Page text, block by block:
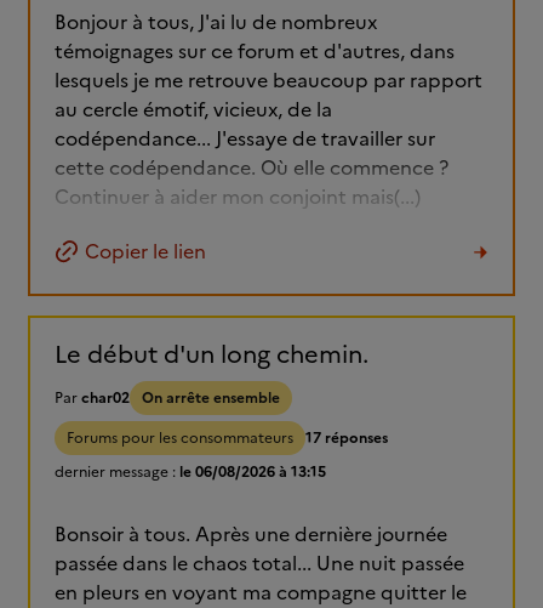
Bonjour à tous, J'ai lu de nombreux
témoignages sur ce forum et d'autres, dans
lesquels je me retrouve beaucoup par rapport
au cercle émotif, vicieux, de la
codépendance... J'essaye de travailler sur
cette codépendance. Où elle commence ?
Continuer à aider mon conjoint mais(...)
Copier le lien
Le début d'un long chemin.
Parchar02 On arrête ensemble
Forums pour les consommateurs 17 réponses
dernier message : le 06/08/2026 à 13:15
Bonsoir à tous. Après une dernière journée
passée dans le chaos total... Une nuit passée
en pleurs en voyant ma compagne quitter le